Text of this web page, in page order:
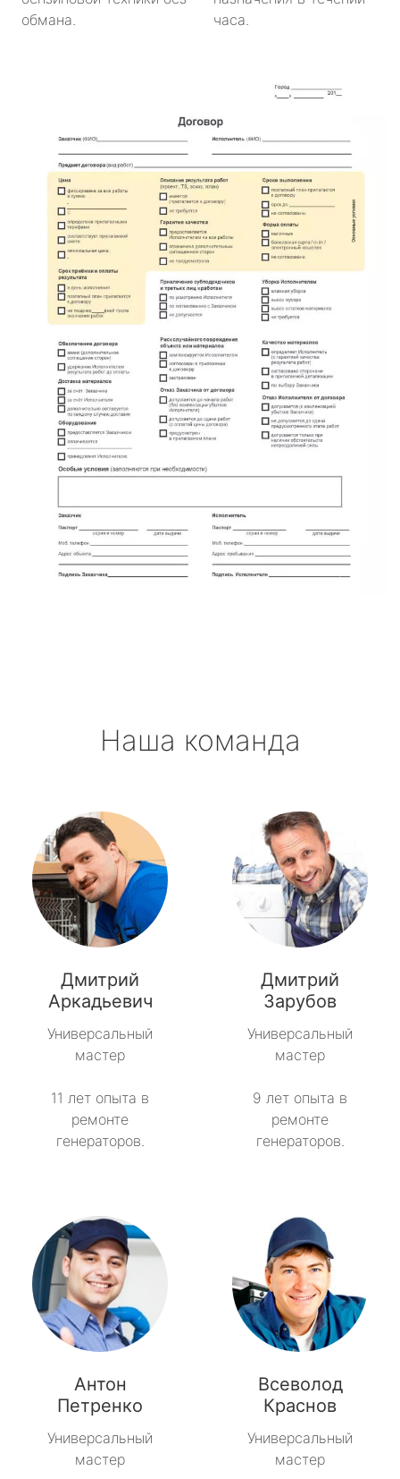
обмана.
часа.
Наша команда
Дмитрий
Аркадьевич
Универсальный
мастер
11 лет опыта в
ремонте
генераторов.
Дмитрий
Зарубов
Универсальный
мастер
9 лет опыта в
ремонте
генераторов.
Антон
Петренко
Универсальный
мастер
Всеволод
Краснов
Универсальный
мастер